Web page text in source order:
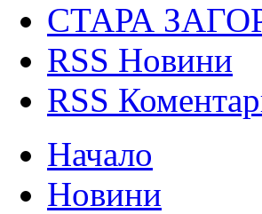
СТАРА
RSS Новини
RSS
Начало
Новини